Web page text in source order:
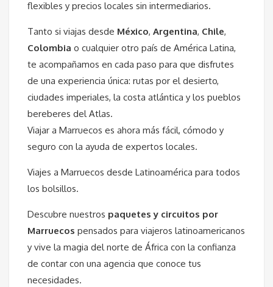
flexibles y precios locales sin intermediarios.
Tanto si viajas desde México, Argentina, Chile,
Colombia o cualquier otro país de América Latina,
te acompañamos en cada paso para que disfrutes
de una experiencia única: rutas por el desierto,
ciudades imperiales, la costa atlántica y los pueblos
bereberes del Atlas.
Viajar a Marruecos es ahora más fácil, cómodo y
seguro con la ayuda de expertos locales.
Viajes a Marruecos desde Latinoamérica para todos
los bolsillos.
Descubre nuestros paquetes y circuitos por
Marruecos pensados para viajeros latinoamericanos
y vive la magia del norte de África con la confianza
de contar con una agencia que conoce tus
necesidades.